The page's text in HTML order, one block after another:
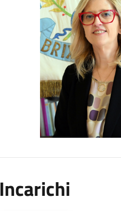
Incarichi